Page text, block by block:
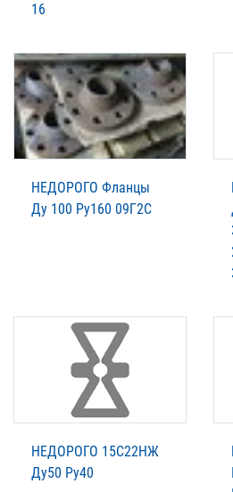
16
НЕДОРОГО Фланцы
Ду 100 Ру160 09Г2С
НЕДОРОГО 15С22НЖ
Ду50 Ру40